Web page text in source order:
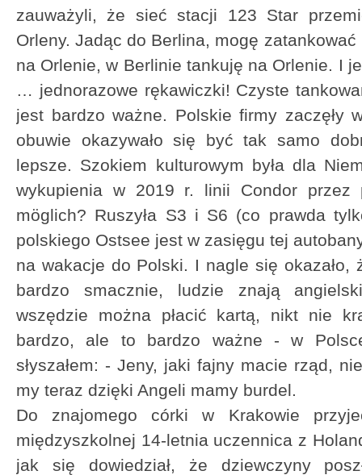
zauważyli, że sieć stacji 123 Star
Orleny. Jadąc do Berlina, mogę
na Orlenie, w Berlinie tankuję na Orlenie. I
… jednorazowe rękawiczki! Czyste
jest bardzo ważne. Polskie firmy zaczęły
obuwie okazywało się być tak samo
lepsze. Szokiem kulturowym była dla
wykupienia w 2019 r. linii Condor
möglich? Ruszyła S3 i S6 (co prawda
polskiego Ostsee jest w zasięgu tej
na wakacje do Polski. I nagle się okazało,
bardzo smacznie, ludzie znają
wszędzie można płacić kartą, nikt nie
bardzo, ale to bardzo ważne - w
słyszałem: - Jeny, jaki fajny macie rząd,
my teraz dzięki Angeli mamy burdel.
Do znajomego córki w Krakowie
międzyszkolnej 14-letnia uczennica z
jak się dowiedział, że dziewczyny